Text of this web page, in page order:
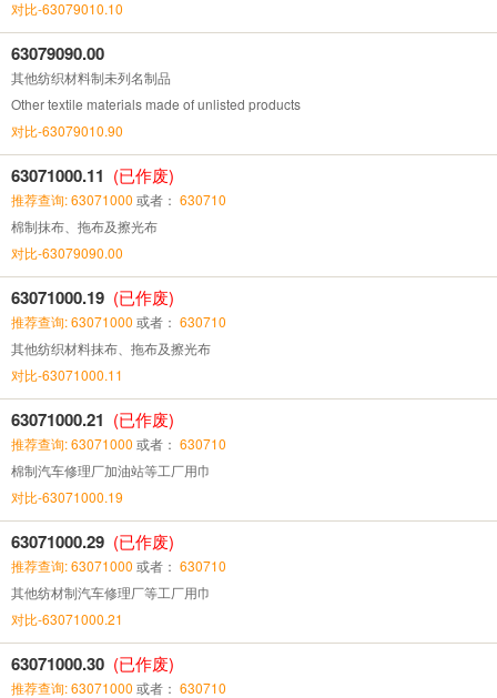
对比-63079010.10
63079090.00
其他纺织材料制未列名制品
Other textile materials made of unlisted products
对比-63079010.90
63071000.11 (已作废)
推荐查询: 63071000 或者： 630710
棉制抹布、拖布及擦光布
对比-63079090.00
63071000.19 (已作废)
推荐查询: 63071000 或者： 630710
其他纺织材料抹布、拖布及擦光布
对比-63071000.11
63071000.21 (已作废)
推荐查询: 63071000 或者： 630710
棉制汽车修理厂加油站等工厂用巾
对比-63071000.19
63071000.29 (已作废)
推荐查询: 63071000 或者： 630710
其他纺材制汽车修理厂等工厂用巾
对比-63071000.21
63071000.30 (已作废)
推荐查询: 63071000 或者： 630710